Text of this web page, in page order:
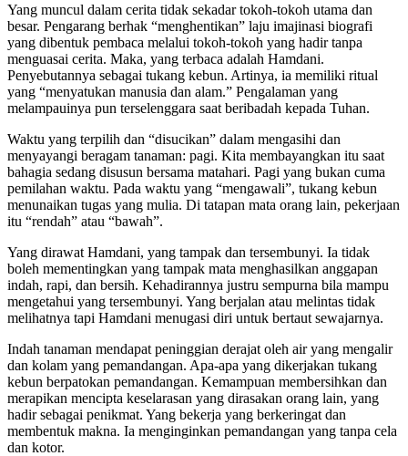
Yang muncul dalam cerita tidak sekadar tokoh-tokoh utama dan
besar. Pengarang berhak “menghentikan” laju imajinasi biografi
yang dibentuk pembaca melalui tokoh-tokoh yang hadir tanpa
menguasai cerita. Maka, yang terbaca adalah Hamdani.
Penyebutannya sebagai tukang kebun. Artinya, ia memiliki ritual
yang “menyatukan manusia dan alam.” Pengalaman yang
melampauinya pun terselenggara saat beribadah kepada Tuhan.
Waktu yang terpilih dan “disucikan” dalam mengasihi dan
menyayangi beragam tanaman: pagi. Kita membayangkan itu saat
bahagia sedang disusun bersama matahari. Pagi yang bukan cuma
pemilahan waktu. Pada waktu yang “mengawali”, tukang kebun
menunaikan tugas yang mulia. Di tatapan mata orang lain, pekerjaan
itu “rendah” atau “bawah”.
Yang dirawat Hamdani, yang tampak dan tersembunyi. Ia tidak
boleh mementingkan yang tampak mata menghasilkan anggapan
indah, rapi, dan bersih. Kehadirannya justru sempurna bila mampu
mengetahui yang tersembunyi. Yang berjalan atau melintas tidak
melihatnya tapi Hamdani menugasi diri untuk bertaut sewajarnya.
Indah tanaman mendapat peninggian derajat oleh air yang mengalir
dan kolam yang pemandangan. Apa-apa yang dikerjakan tukang
kebun berpatokan pemandangan. Kemampuan membersihkan dan
merapikan mencipta keselarasan yang dirasakan orang lain, yang
hadir sebagai penikmat. Yang bekerja yang berkeringat dan
membentuk makna. Ia menginginkan pemandangan yang tanpa cela
dan kotor.